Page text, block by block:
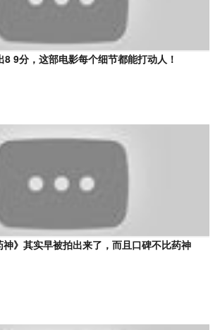
8 9分，这部电影每个细节都能打动人！
神》其实早被拍出来了，而且口碑不比药神